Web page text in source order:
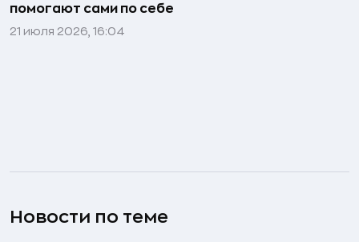
помогают сами по себе
21 июля 2026, 16:04
Новости по теме